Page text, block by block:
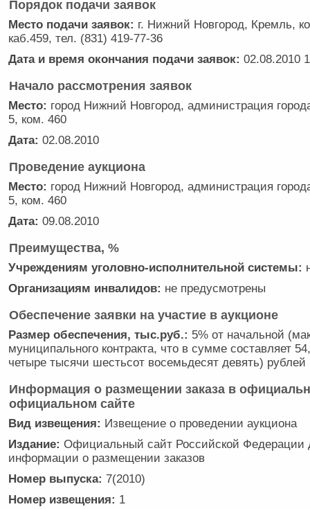
Порядок подачи заявок
Место подачи заявок: г. Нижний Новгород, Кремль,
каб.459, тел. (831) 419-77-36
Дата и время окончания подачи заявок: 02.08.2010
Начало рассмотрения заявок
Место: город Нижний Новгород, администрация
5, ком. 460
Дата: 02.08.2010
Проведение аукциона
Место: город Нижний Новгород, администрация
5, ком. 460
Дата: 09.08.2010
Преимущества, %
Учреждениям уголовно-исполнительной системы:
Организациям инвалидов: не предусмотрены
Обеспечение заявки на участие в аукционе
Размер обеспечения, тыс.руб.: 5% от начальной
муниципального контракта, что в сумме составляет
четыре тысячи шестьсот восемьдесят девять) рублей
Информация о размещении заказа в
официальном сайте
Вид извещения: Извещение о проведении аукциона
Издание: Официальный сайт Российской Федерации
информации о размещении заказов
Номер выпуска: 7(2010)
Номер извещения: 1